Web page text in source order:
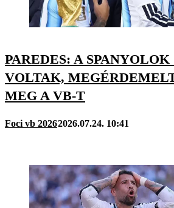
PAREDES: A
VOLTAK,
MEG A VB-T
Foci vb 20262026.07.24. 10:41